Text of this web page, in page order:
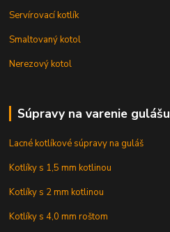
Servírovací kotlík
Smaltovaný kotol
Nerezový kotol
Súpravy na varenie gulášu
Lacné kotlíkové súpravy na guláš
Kotlíky s 1,5 mm kotlinou
Kotlíky s 2 mm kotlinou
Kotlíky s 4,0 mm roštom